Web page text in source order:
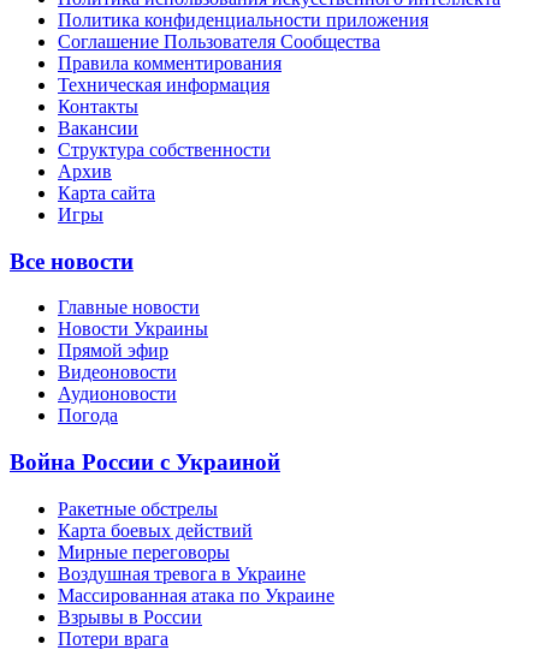
Политика конфиденциальности приложения
Соглашение Пользователя Сообщества
Правила комментирования
Техническая информация
Контакты
Вакансии
Структура собственности
Архив
Карта сайта
Игры
Все новости
Главные новости
Новости Украины
Прямой эфир
Видеоновости
Аудионовости
Погода
Война России с Украиной
Ракетные обстрелы
Карта боевых действий
Мирные переговоры
Воздушная тревога в Украине
Массированная атака по Украине
Взрывы в России
Потери врага